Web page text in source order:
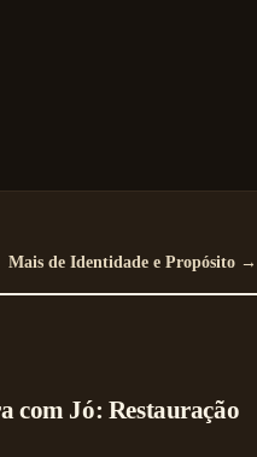
Mais de Identidade e Propósito →
com Jó: Restauração